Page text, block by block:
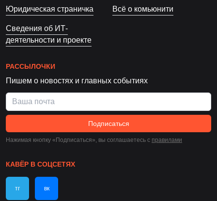
Юридическая страничка Всё о комьюнити
Сведения об ИТ-
деятельности и проекте
РАССЫЛОЧКИ
Пишем о новостях и главных событиях
Подписаться
Нажимая кнопку «Подписаться», вы соглашаетесь c правилами
КАВЁР В СОЦСЕТЯХ
тг вк